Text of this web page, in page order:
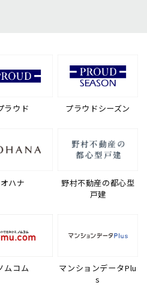
ラウド プラウドシーズン
オハナ
野村不動産の都心型
戸建
ムコム
マンションデータPlu
s